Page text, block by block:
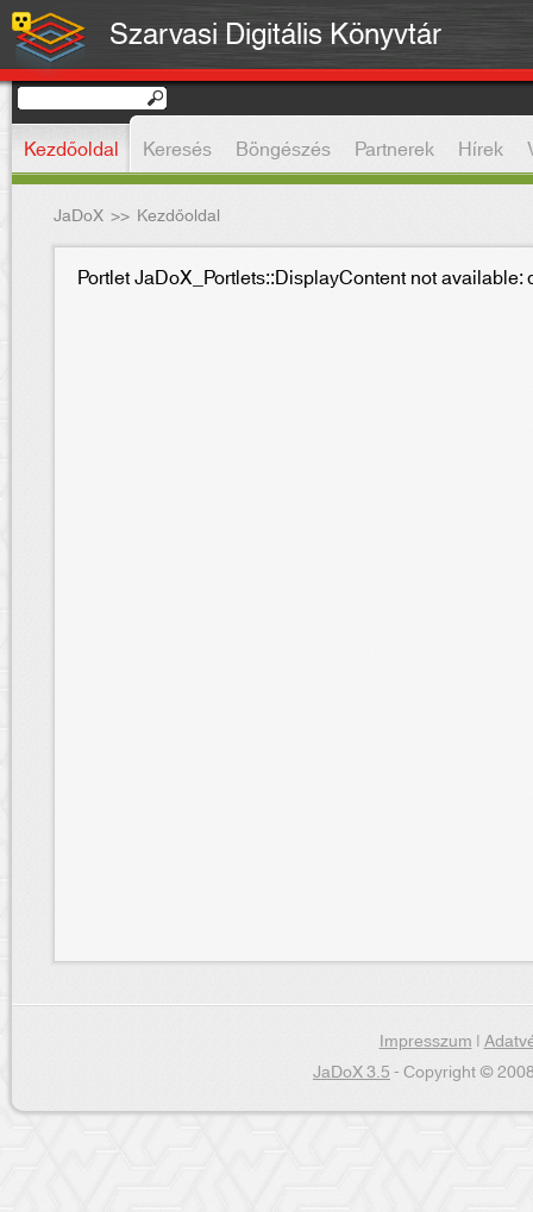
Szarvasi Digitális Könyvtár
Kezdőoldal Keresés Böngészés Partnerek Hírek
JaDoX >> Kezdőoldal
Portlet JaDoX_Portlets::DisplayContent not
Impresszum|
JaDoX 3.5- Copyright ©